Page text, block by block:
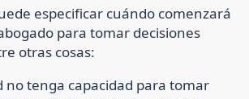
especificar cuándo comenzará
para tomar decisiones
otras cosas:
no tenga capacidad para tomar